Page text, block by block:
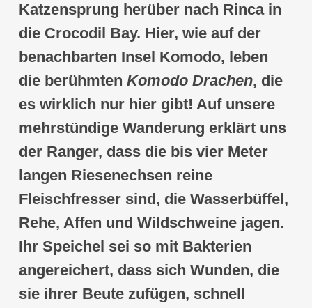
Katzensprung herüber nach Rincain
die Crocodil Bay. Hier, wie auf der
benachbarten Insel Komodo, leben
die berühmten Komodo Drachen, die
es wirklich nur hier gibt! Auf unsere
mehrstündige Wanderung erklärt uns
der Ranger, dass die bis vier Meter
langen Riesenechsen reine
Fleischfressersind, die Wasserbüffel,
Rehe, Affen und Wildschweinejagen.
Ihr Speichel sei so mit Bakterien
angereichert, dass sich Wunden, die
sie ihrer Beute zufügen, schnell